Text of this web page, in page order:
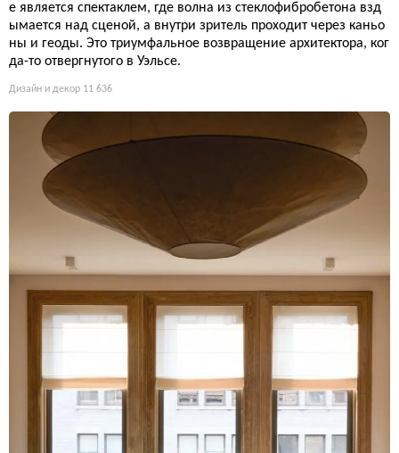
е является спектаклем, где волна из стеклофибробетона взд
ымается над сценой, а внутри зритель проходит через каньо
ны и геоды. Это триумфальное возвращение архитектора, ког
да-то отвергнутого в Уэльсе.
Дизайн и декор 11 636